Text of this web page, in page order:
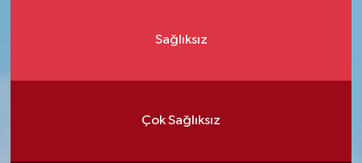
Sağlıksız
Çok Sağlıksız